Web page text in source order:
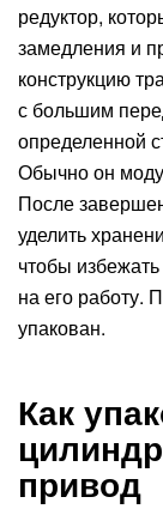
редуктор,
замедления и
конструкцию
с большим
определенной
Обычно он
После
уделить
чтобы
на его работу.
упакован.
Как
привод